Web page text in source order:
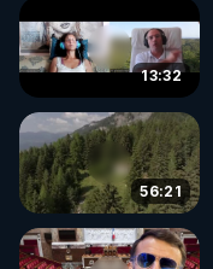
13:32
56:21